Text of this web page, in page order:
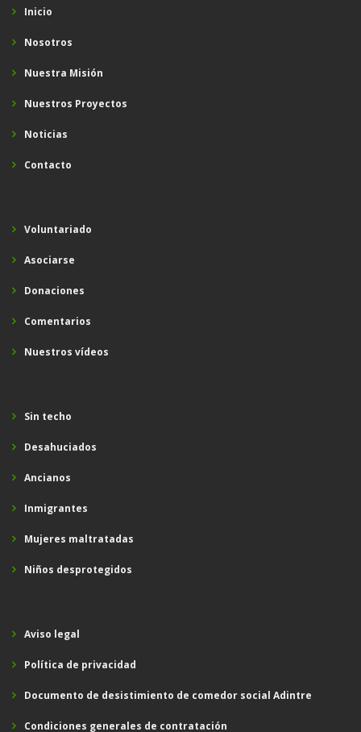
Inicio
Nosotros
Nuestra Misión
Nuestros Proyectos
Noticias
Contacto
Voluntariado
Asociarse
Donaciones
Comentarios
Nuestros vídeos
Sin techo
Desahuciados
Ancianos
Inmigrantes
Mujeres maltratadas
Niños desprotegidos
Aviso legal
Política de privacidad
Documento de desistimiento de comedor social Adintre
Condiciones generales de contratación